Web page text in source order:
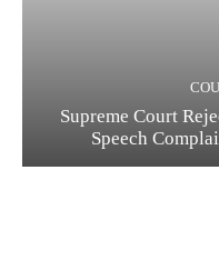
Supreme Court
Speech